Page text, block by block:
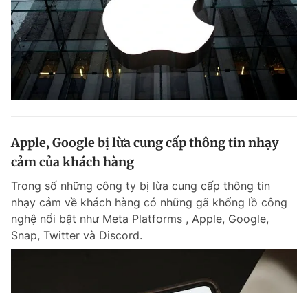
Apple, Google bị lừa cung cấp thông tin nhạy
cảm của khách hàng
Trong số những công ty bị lừa cung cấp thông tin
nhạy cảm về khách hàng có những gã khổng lồ công
nghệ nổi bật như Meta Platforms , Apple, Google,
Snap, Twitter và Discord.